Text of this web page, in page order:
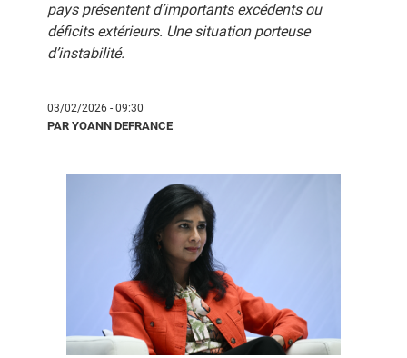
pays présentent d’importants excédents ou
déficits extérieurs. Une situation porteuse
d’instabilité.
03/02/2026 - 09:30
PAR YOANN DEFRANCE